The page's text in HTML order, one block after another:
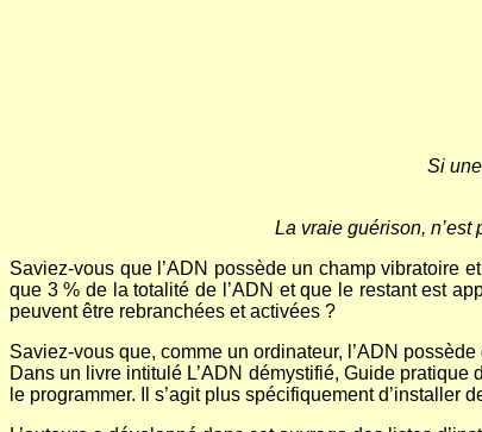
Si
La vraie guérison, n’est
Saviez-vous que l’ADN possède un champ vibratoire
que 3 % de la totalité de l’ADN et que le restant est
peuvent être rebranchées et activées ?
Saviez-vous que, comme un ordinateur, l’ADN
Dans un livre intitulé L’ADN démystifié, Guide
le programmer. Il s’agit plus spécifiquement